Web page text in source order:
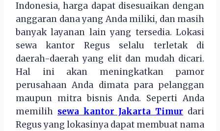
Indonesia, harga dapat disesuaikan dengan
anggaran dana yang Anda miliki, dan masih
banyak layanan lain yang tersedia. Lokasi
sewa kantor Regus selalu terletak di
daerah-daerah yang elit dan mudah dicari.
Hal ini akan meningkatkan pamor
perusahaan Anda dimata para pelanggan
maupun mitra bisnis Anda. Seperti Anda
memilih sewa kantor Jakarta Timur dari
Regus yang lokasinya dapat membuat nama